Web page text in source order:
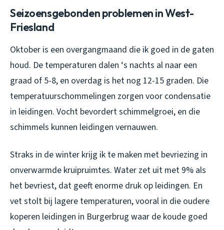
Seizoensgebonden problemen in West-
Friesland
Oktober is een overgangmaand die ik goed in de gaten
houd. De temperaturen dalen ‘s nachts al naar een
graad of 5-8, en overdag is het nog 12-15 graden. Die
temperatuurschommelingen zorgen voor condensatie
in leidingen. Vocht bevordert schimmelgroei, en die
schimmels kunnen leidingen vernauwen.
Straks in de winter krijg ik te maken met bevriezing in
onverwarmde kruipruimtes. Water zet uit met 9% als
het bevriest, dat geeft enorme druk op leidingen. En
vet stolt bij lagere temperaturen, vooral in die oudere
koperen leidingen in Burgerbrug waar de koude goed